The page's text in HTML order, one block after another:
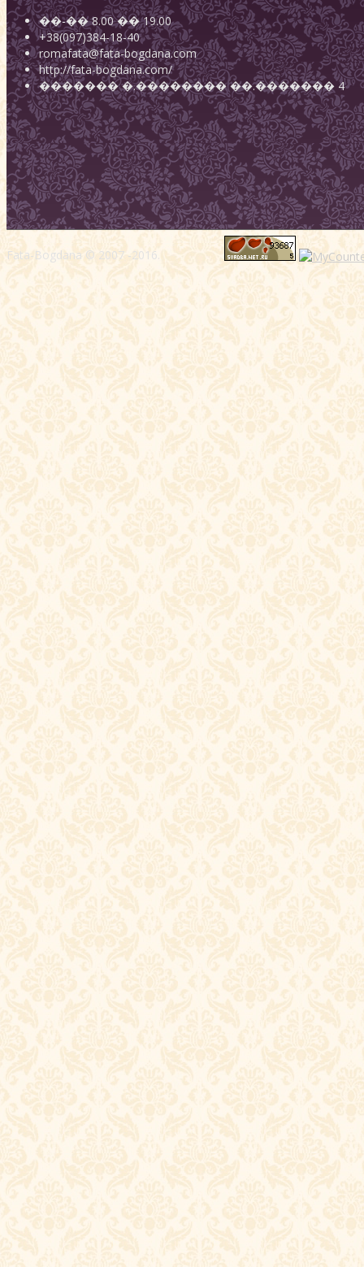
��-��8.00��19.00
+38(097)384-18-40
romafata@fata-bogdana.com
http://fata-bogdana.com/
��������.����������.������� 4
Fata-Bogdana © 2007 -2016.